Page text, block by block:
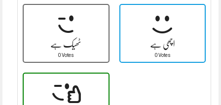
ٹھیک ہے
0 Votes
اچھی ہے
0 Votes